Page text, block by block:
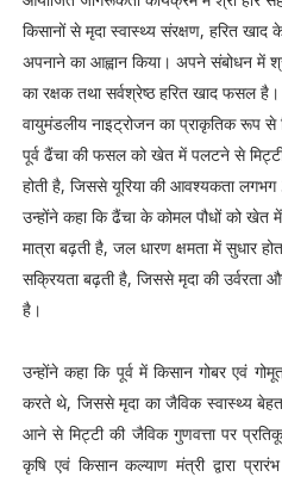
किसानों से मृदा स्वास्थ्य संरक्षण, हरित
अपनाने का आह्वान किया। अपने संबोधन में
का रक्षक तथा सर्वश्रेष्ठ हरित खाद फसल
वायुमंडलीय नाइट्रोजन का प्राकृतिक रूप से
पूर्व ढैंचा की फसल को खेत में पलटने से मिट्टी
होती है, जिससे यूरिया की आवश्यकता
उन्होंने कहा कि ढैंचा के कोमल पौधों को खेत में
मात्रा बढ़ती है, जल धारण क्षमता में सुधार
सक्रियता बढ़ती है, जिससे मृदा की उर्वरता
है।
उन्होंने कहा कि पूर्व में किसान गोबर एवं
करते थे, जिससे मृदा का जैविक स्वास्थ्य
आने से मिट्टी की जैविक गुणवत्ता पर
कृषि एवं किसान कल्याण मंत्री द्वारा